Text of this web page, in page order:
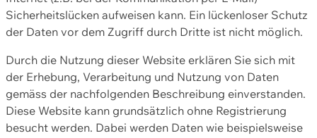
Sicherheitslücken aufweisen kann. Ein lückenloser Schutz
der Daten vor dem Zugriff durch Dritte ist nicht möglich.
Durch die Nutzung dieser Website erklären Sie sich mit
der Erhebung, Verarbeitung und Nutzung von Daten
gemäss der nachfolgenden Beschreibung einverstanden.
Diese Website kann grundsätzlich ohne Registrierung
besucht werden. Dabei werden Daten wie beispielsweise